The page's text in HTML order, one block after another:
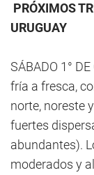
PRÓXIMOS
URUGUAY
SÁBADO 1°
fría a fresca,
norte, noreste
fuertes
abundantes).
moderados y